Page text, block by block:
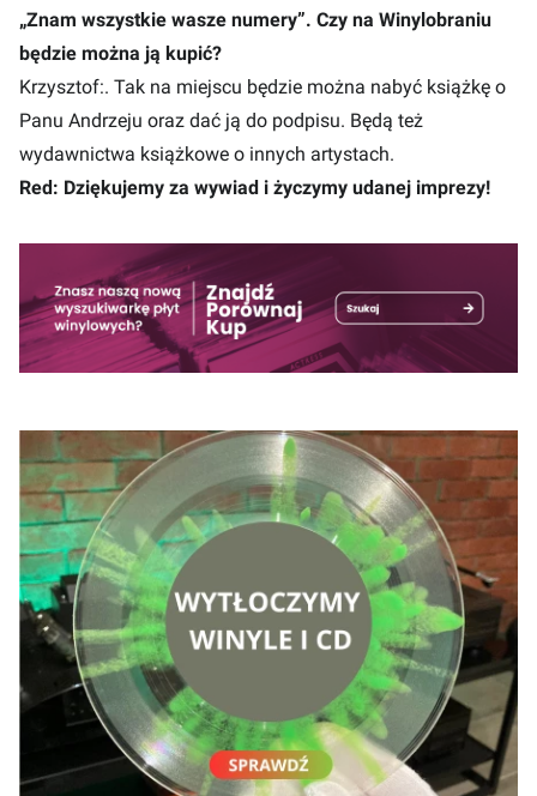
„Znam wszystkie wasze numery”. Czy na Winylobraniu
będzie można ją kupić?
Krzysztof:. Tak na miejscu będzie można nabyć książkę o
Panu Andrzeju oraz dać ją do podpisu. Będą też
wydawnictwa książkowe o innych artystach.
Red: Dziękujemy za wywiad i życzymy udanej imprezy!